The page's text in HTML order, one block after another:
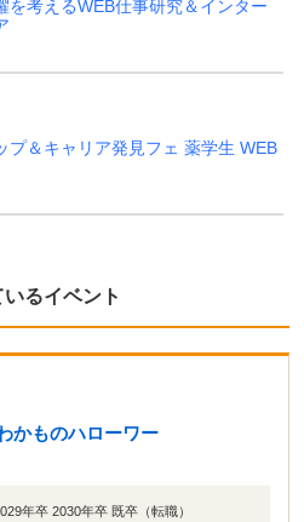
を考えるWEB仕事研究＆インター
プ＆キャリア発見フェ 薬学生 WEB
るイベント
かものハローワー
年卒 2030年卒 既卒（転職）